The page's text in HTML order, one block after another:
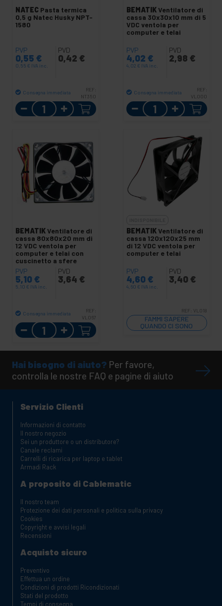
NATEC Pasta termica
0,5 g Natec Husky NPT-
1580
PVP
0,55 €
0,55 € IVA inc.
PVD
0,42 €
Consegna immediata
REF:
NT350
Quantità
BEMATIK Ventilatore di
cassa 30x30x10 mm di 5
VDC ventola per
computer e telai
PVP
4,02 €
4,02 € IVA inc.
PVD
2,98 €
Consegna immediata
REF:
VL000
Quantità
BEMATIK Ventilatore di
cassa 80x80x20 mm di
12 VDC ventola per
computer e telai con
cuscinetto a sfere
PVP
5,10 €
5,10 € IVA inc.
PVD
3,64 €
Consegna immediata
REF:
VL067
Quantità
BEMATIK Ventilatore di
cassa 120x120x25 mm
di 12 VDC ventola per
computer e telai
PVP
4,60 €
4,60 € IVA inc.
PVD
3,40 €
REF: VL018
FAMMI SAPERE
QUANDO CI SONO
SCORTE
Hai bisogno di aiuto? Per favore,
controlla le nostre FAQ e pagine di aiuto
Servizio Clienti
Informazioni di contatto
Il nostro negozio
Sei un produttore o un distributore?
Canale reclami
Carrelli di ricarica per laptop e tablet
Armadi Rack
A proposito di Cablematic
Il nostro team
Protezione dei dati personali e politica sulla privacy
Cookies
Copyright e avvisi legali
Recensioni
Acquisto sicuro
Preventivo
Effettua un ordine
Condizioni di prodotti Ricondizionati
Stati del prodotto
Tempi di consegna